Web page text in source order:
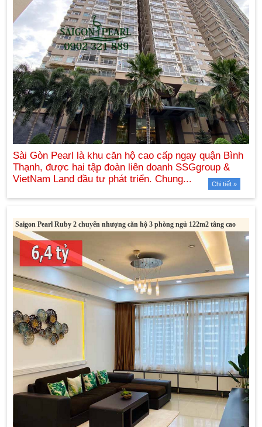
Chi tiết »
Saigon Pearl Ruby 2 chuyển nhượng căn hộ 3 phòng ngủ 122m2 tâng cao